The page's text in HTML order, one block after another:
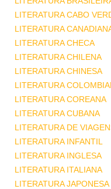
LITERATURA CABO
LITERATURA
LITERATURA CHECA
LITERATURA CHILENA
LITERATURA CHINESA
LITERATURA
LITERATURA COREANA
LITERATURA CUBANA
LITERATURA DE
LITERATURA INFANTIL
LITERATURA INGLESA
LITERATURA ITALIANA
LITERATURA JAPONESA